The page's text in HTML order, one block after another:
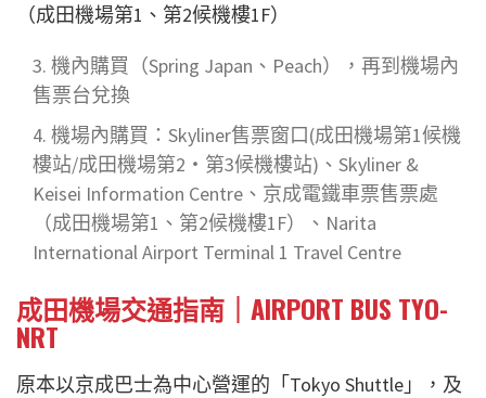
（成田機場第1、第2候機樓1F）
機內購買（Spring Japan、Peach），再到機場內
售票台兌換
機場內購買：Skyliner售票窗口(成田機場第1候機
樓站/成田機場第2・第3候機樓站)、Skyliner &
Keisei Information Centre、京成電鐵車票售票處
（成田機場第1、第2候機樓1F）、Narita
International Airport Terminal 1 Travel Centre
成田機場交通指南｜AIRPORT BUS TYO-
NRT
原本以京成巴士為中心營運的「Tokyo Shuttle」，及